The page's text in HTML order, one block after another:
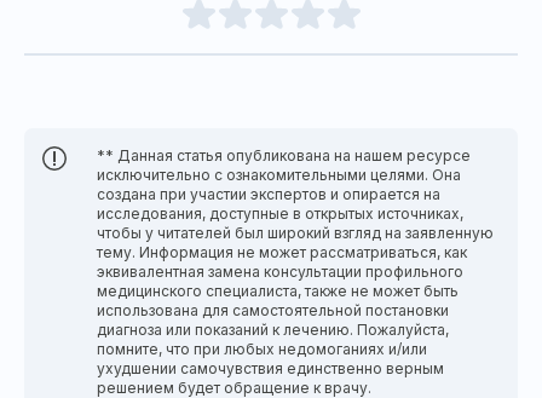
** Данная статья опубликована на нашем ресурсе
исключительно с ознакомительными целями. Она
создана при участии экспертов и опирается на
исследования, доступные в открытых источниках,
чтобы у читателей был широкий взгляд на заявленную
тему. Информация не может рассматриваться, как
эквивалентная замена консультации профильного
медицинского специалиста, также не может быть
использована для самостоятельной постановки
диагноза или показаний к лечению. Пожалуйста,
помните, что при любых недомоганиях и/или
ухудшении самочувствия единственно верным
решением будет обращение к врачу.